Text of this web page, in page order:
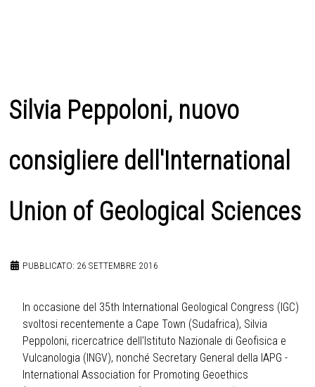
Silvia Peppoloni, nuovo
consigliere dell'International
Union of Geological Sciences
PUBBLICATO: 26 SETTEMBRE 2016
In occasione del 35th International Geological Congress (IGC)
svoltosi recentemente a Cape Town (Sudafrica), Silvia
Peppoloni, ricercatrice dell'Istituto Nazionale di Geofisica e
Vulcanologia (INGV), nonché Secretary General della IAPG -
International Association for Promoting Geoethics